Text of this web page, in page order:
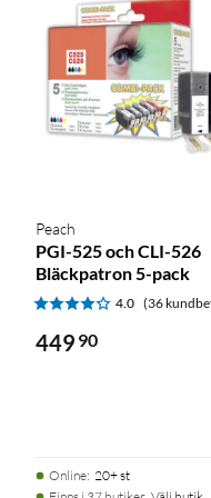
Peach
PGI-525 och CLI-526
Bläckpatron 5-pack
4.0 (36
449 90
Online: 20+ st